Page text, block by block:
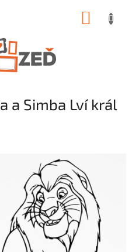
a Simba Lví král